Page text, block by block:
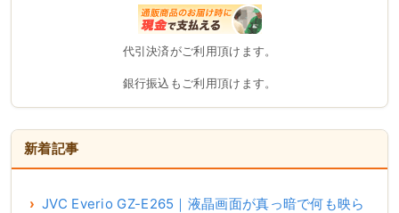
代引決済がご利用頂けます。
銀行振込もご利用頂けます。
新着記事
JVC Everio GZ-E265｜液晶画面が真っ暗で何も映ら